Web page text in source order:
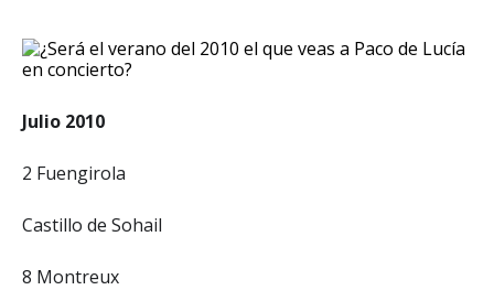
Julio 2010
2 Fuengirola
Castillo de Sohail
8 Montreux